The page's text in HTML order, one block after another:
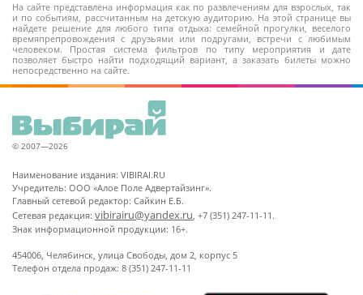
На сайте представлена информация как по развлечениям для взрослых, так
и по событиям, рассчитанным на детскую аудиторию. На этой странице вы
найдете решение для любого типа отдыха: семейной прогулки, веселого
времяпрепровождения с друзьями или подругами, встречи с любимым
человеком. Простая система фильтров по типу мероприятия и дате
позволяет быстро найти подходящий вариант, а заказать билеты можно
непосредственно на сайте.
© 2007—2026
Наименование издания: VIBIRAI.RU
Учредитель: ООО «Алое Поле Адвертайзинг».
Главный сетевой редактор: Сайкин Е.Б.
Сетевая редакция: vibirairu@yandex.ru, +7 (351) 247-11-11.
Знак информационной продукции: 16+.
454006, Челябинск, улица Свободы, дом 2, корпус 5
Телефон отдела продаж: 8 (351) 247-11-11